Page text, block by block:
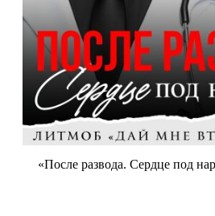
«После развода. Сердце под